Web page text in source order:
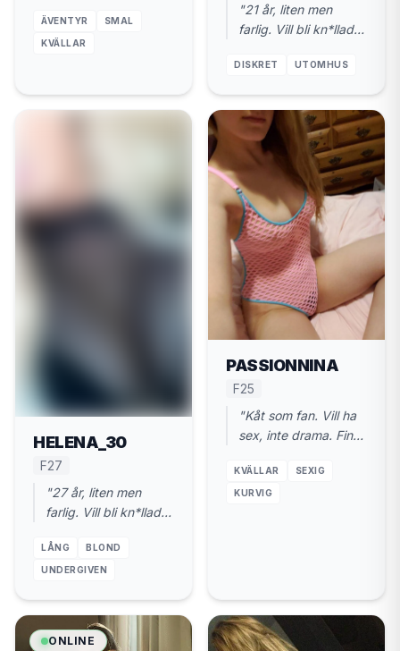
och gör mig varm."
ÄVENTYR SMAL
KVÄLLAR
"21 år, liten men
farlig. Vill bli kn*llad
Valdemarsvik."
DISKRET UTOMHUS
HELENA_30
F27
"27 år, liten men
farlig. Vill bli kn*llad
Valdemarsvik."
LÅNG BLOND
UNDERGIVEN
PASSIONNINA
F25
"Kåt som fan. Vill ha
sex, inte drama. Finns
år."
KVÄLLAR SEXIG
KURVIG
ONLINE